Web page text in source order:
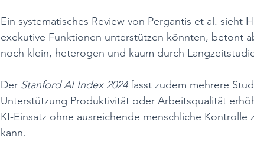
Ein systematisches Review von Pergantis et al. sieht
exekutive Funktionen unterstützen könnten, betont
noch klein, heterogen und kaum durch
Der Stanford AI Index 2024 fasst zudem mehrere
Unterstützung Produktivität oder Arbeitsqualität
KI-Einsatz ohne ausreichende menschliche Kontrolle
kann.